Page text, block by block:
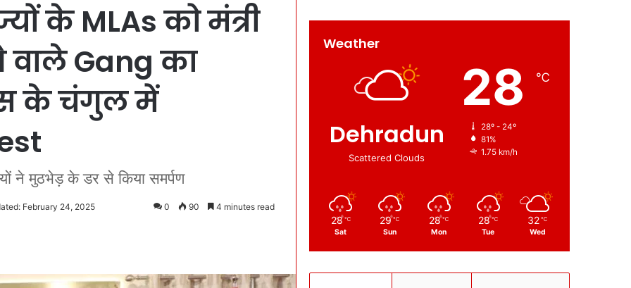
के MLAs को मंत्री
वाले Gang का
के चंगुल में
ने मुठभेड़ के डर से किया समर्पण
February 24, 2025 0 90 4 minutes read
Weather
Dehradun
Scattered Clouds
28 ℃
28º - 24º
81%
1.75 km/h
28 ℃
Sat
29 ℃
Sun
28 ℃
Mon
28 ℃
Tue
32 ℃
Wed